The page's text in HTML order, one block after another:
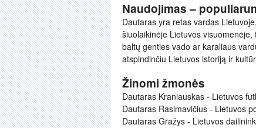
Naudojimas –
Dautaras yra retas vardas
šiuolaikinėje Lietuvos
baltų genties vado ar karaliaus
atspindinčiu Lietuvos istoriją ir
Žinomi žmonės
Dautaras Kraniauskas - Lietuvos
Dautaras Rasimavičius - Lietuvos
Dautaras Gražys - Lietuvos